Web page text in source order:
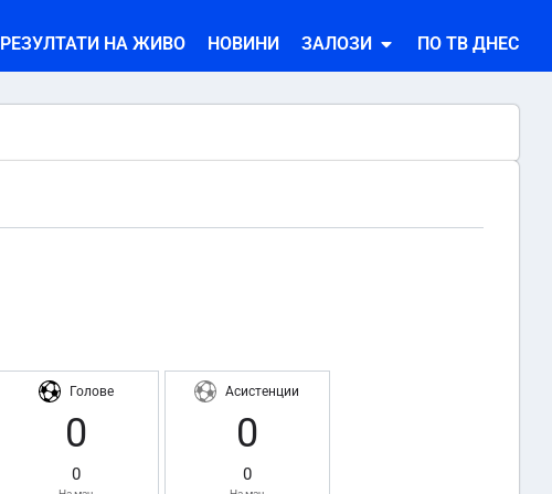
РЕЗУЛТАТИ НА ЖИВО НОВИНИ ЗАЛОЗИ ПО ТВ ДНЕС
Голове
0
0
Асистенции
0
0